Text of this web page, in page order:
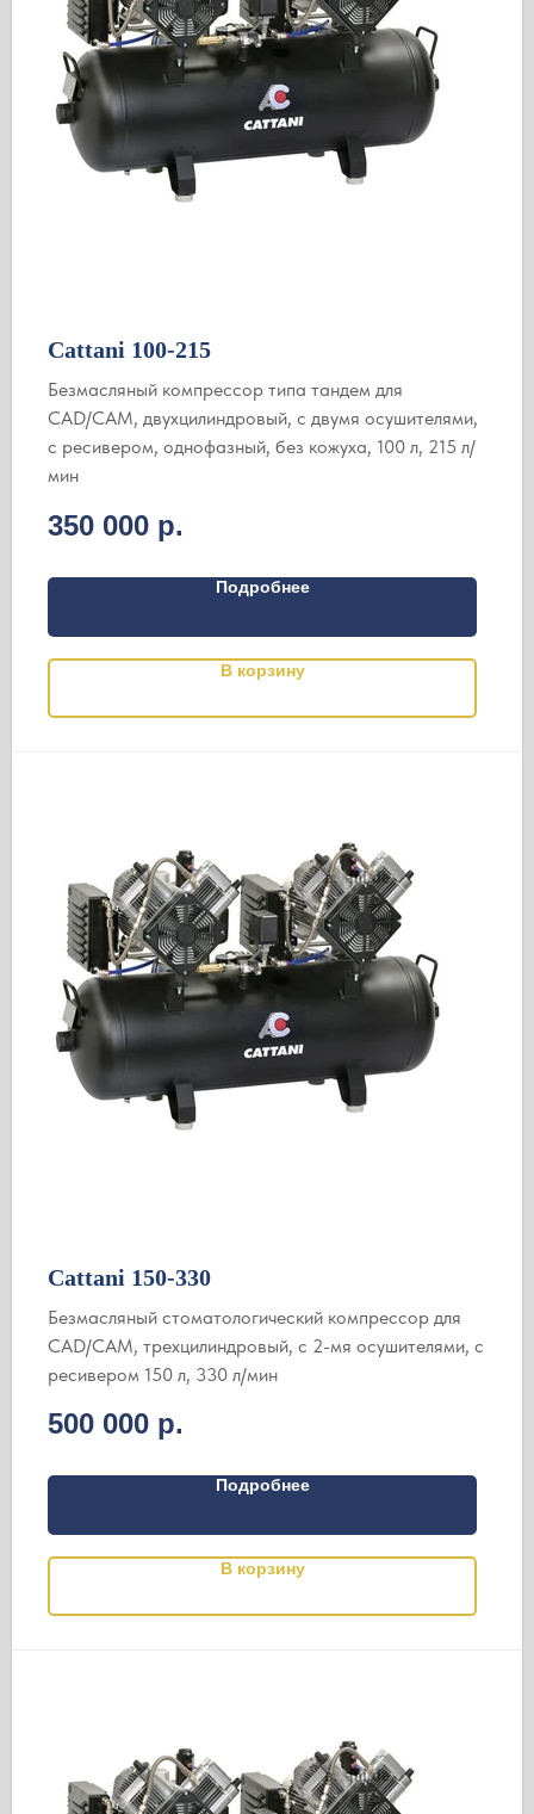
Сattani 100-215
Безмасляный компрессор типа тандем для
CAD/CAM, двухцилиндровый, с двумя осушителями,
с ресивером, однофазный, без кожуха, 100 л, 215 л/
мин
350 000 р.
Подробнее
В корзину
Cattani 150-330
Безмасляный стоматологический компрессор для
CAD/CAM, трехцилиндровый, с 2-мя осушителями, с
ресивером 150 л, 330 л/мин
500 000 р.
Подробнее
В корзину